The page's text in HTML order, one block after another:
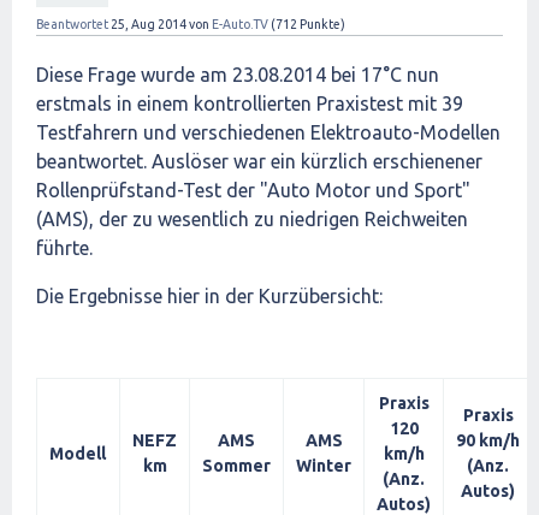
Beantwortet 25, Aug 2014von E-Auto.TV (712 Punkte)
Diese Frage wurde am 23.08.2014 bei 17°C nun
erstmals in einem kontrollierten Praxistest mit 39
Testfahrern und verschiedenen Elektroauto-Modellen
beantwortet. Auslöser war ein kürzlich erschienener
Rollenprüfstand-Test der "Auto Motor und Sport"
(AMS), der zu wesentlich zu niedrigen Reichweiten
führte.
Die Ergebnisse hier in der Kurzübersicht:
Modell
NEFZ
km
AMS
Sommer
AMS
Winter
Praxis
120
km/h
(Anz.
Autos)
Praxis
90 km/h
(Anz.
Autos)